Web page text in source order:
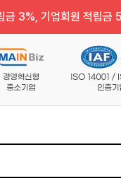
금 3%, 기업회원 적립금